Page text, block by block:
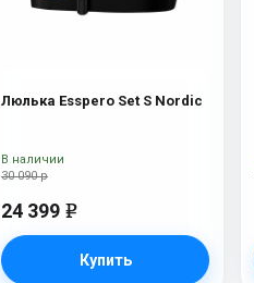
Люлька Esspero Set S Nordic
30 090 р
24 399 e
Купить
В наличии